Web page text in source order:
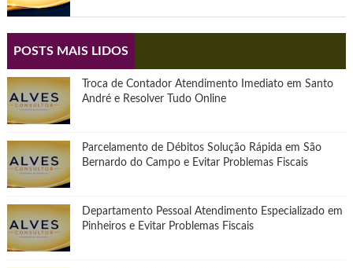
POSTS MAIS LIDOS
Troca de Contador Atendimento Imediato em Santo
André e Resolver Tudo Online
Parcelamento de Débitos Solução Rápida em São
Bernardo do Campo e Evitar Problemas Fiscais
Departamento Pessoal Atendimento Especializado em
Pinheiros e Evitar Problemas Fiscais